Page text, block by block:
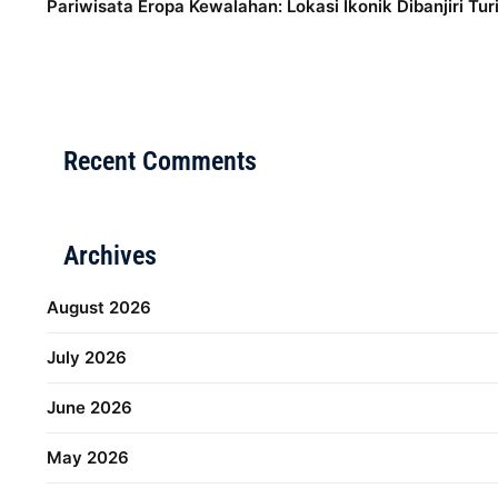
Pariwisata Eropa Kewalahan: Lokasi Ikonik Dibanjiri
Recent Comments
Archives
August 2026
July 2026
June 2026
May 2026